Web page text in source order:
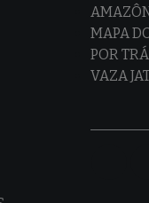
MAPA
POR
VAZA